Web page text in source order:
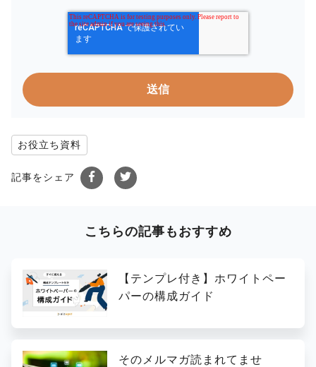
お役立ち資料
記事をシェア
こちらの記事もおすすめ
【テンプレ付き】ホワイトペー
パーの構成ガイド
そのメルマガ読まれてませ